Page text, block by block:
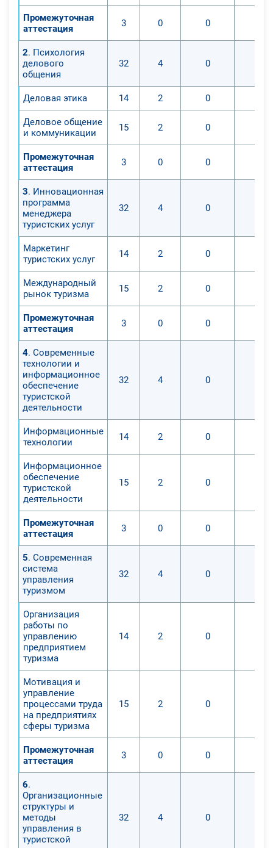
Промежуточная
аттестация
3 0 0
2. Психология
делового
общения
32 4 0
Деловая этика 14 2 0
Деловое общение
и коммуникации
15 2 0
Промежуточная
аттестация
3 0 0
3. Инновационная
программа
менеджера
туристских услуг
32 4 0
Маркетинг
туристских услуг
14 2 0
Международный
рынок туризма
15 2 0
Промежуточная
аттестация
3 0 0
4. Современные
технологии и
информационное
обеспечение
туристской
деятельности
32 4 0
Информационные
технологии
14 2 0
Информационное
обеспечение
туристской
деятельности
15 2 0
Промежуточная
аттестация
3 0 0
5. Современная
система
управления
туризмом
32 4 0
Организация
работы по
управлению
предприятием
туризма
14 2 0
Мотивация и
управление
процессами труда
на предприятиях
сферы туризма
15 2 0
Промежуточная
аттестация
3 0 0
6.
Организационные
структуры и
методы
управления в
туристской
32 4 0